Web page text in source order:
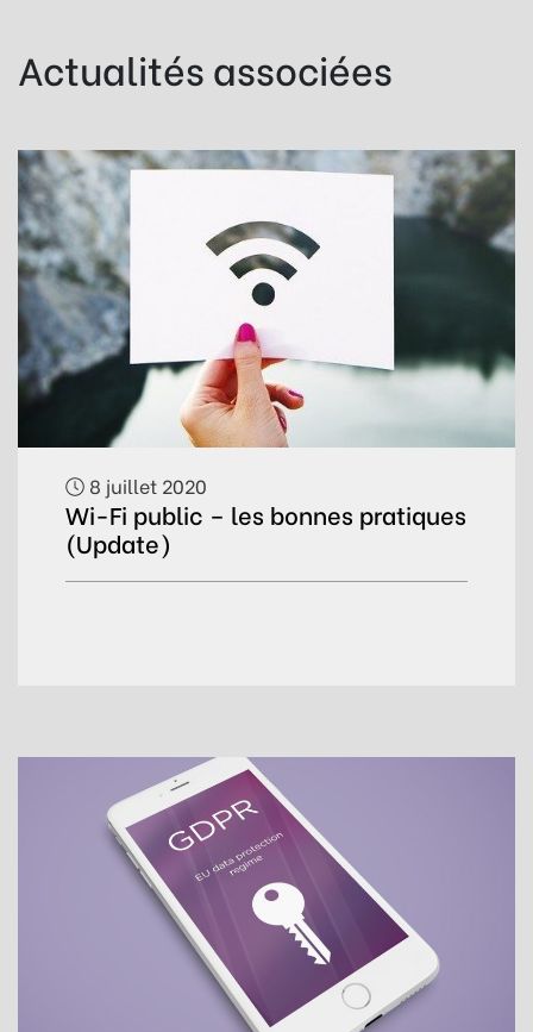
Actualités associées
8 juillet 2020
Wi-Fi public – les bonnes pratiques
(Update)